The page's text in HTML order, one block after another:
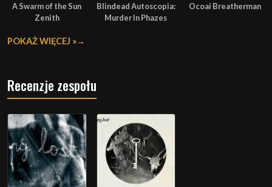
A Swarm of the Sun
Zenith
Blindead Autoscopia:
Murder In Phazes
Ocoai Breatherman
POKAŻ WIĘCEJ »
Recenzje zespołu